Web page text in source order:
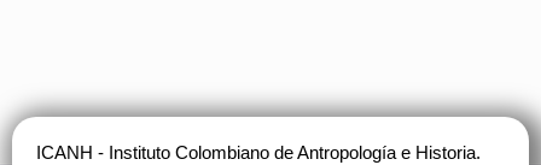
ICANH - Instituto Colombiano de Antropología e Historia.